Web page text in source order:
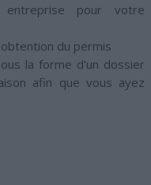
pour votre
du permis
la forme d’un dossier
afin que vous ayez